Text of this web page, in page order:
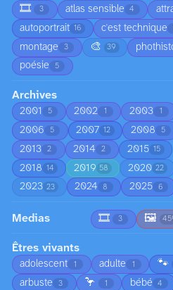
🎞️
3 atlas sensible 4
autoportrait 16 c'est technique
montage 3 🎨 39
poésie 5
Archives
2001 5 2002 1 2003 1
2006 5 2007 12 2008 5
2013 2 2014 2 2015 15
2018 14 2019 58 2020 22
2023 23 2024 8 2025 6
Medias 🎞️ 3 🖼️
Êtres vivants
adolescent 1 adulte 1 🐾
arbuste 3 🦩 1 bébé 4